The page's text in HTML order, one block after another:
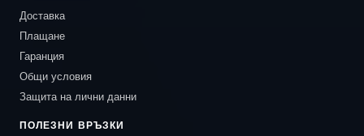
Доставка
Плащане
Гаранция
Общи условия
Защита на лични данни
ПОЛЕЗНИ ВРЪЗКИ